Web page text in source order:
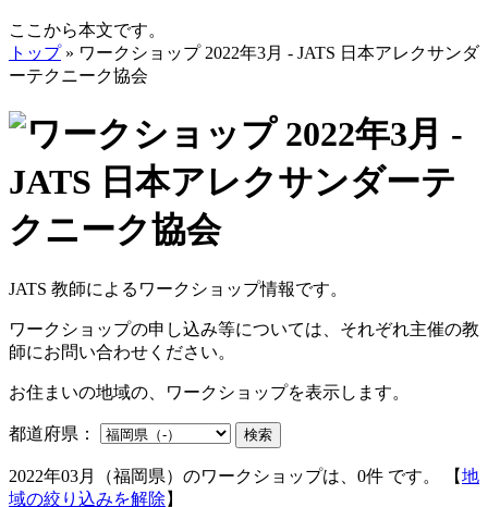
ここから本文です。
トップ» ワークショップ 2022年3月 - JATS 日本アレクサンダ
ーテクニーク協会
JATS 教師によるワークショップ情報です。
ワークショップの申し込み等については、それぞれ主催の教
師にお問い合わせください。
お住まいの地域の、ワークショップを表示します。
都道府県： 検索
2022年03月（福岡県）のワークショップは、0件 です。 【地
域の絞り込みを解除 】